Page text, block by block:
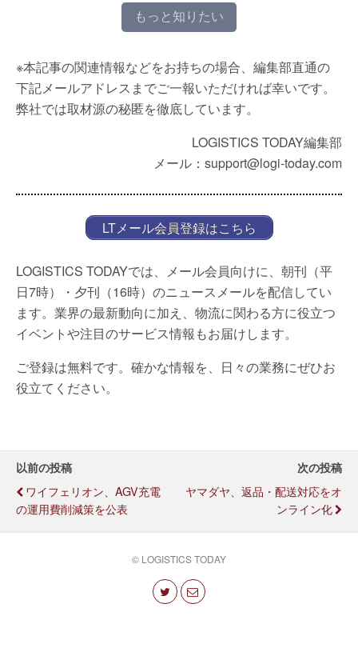
もっと知りたい
※本記事の関連情報などをお持ちの場合、編集部直通の
下記メールアドレスまでご一報いただければ幸いです。
弊社では取材源の秘匿を徹底しています。
LOGISTICS TODAY編集部
メール：support@logi-today.com
LTメール会員登録はこちら
LOGISTICS TODAYでは、メール会員向けに、朝刊（平
日7時）・夕刊（16時）のニュースメールを配信してい
ます。業界の最新動向に加え、物流に関わる方に役立つ
イベントや注目のサービス情報もお届けします。
ご登録は無料です。確かな情報を、日々の業務にぜひお
役立てください。
以前の投稿
ワイフェリオン、AGV充電
の運用費削減策を公表
次の投稿
ヤマダヤ、返品・配送対応をオ
ンライン化
© LOGISTICS TODAY